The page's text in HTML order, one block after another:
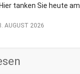
tanken Sie heute am
AUGUST 2026